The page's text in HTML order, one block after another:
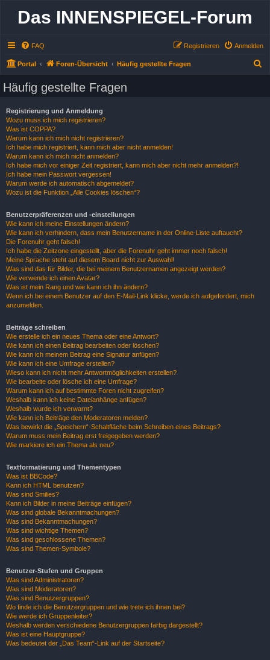
Das INNENSPIEGEL-Forum
FAQ Anmelden
Registrieren
Portal Foren-Übersicht Häufig gestellte Fragen
Häufig gestellte Fragen
Registrierung und Anmeldung
Wozu muss ich mich registrieren?
Was ist COPPA?
Warum kann ich mich nicht registrieren?
Ich habe mich registriert, kann mich aber nicht anmelden!
Warum kann ich mich nicht anmelden?
Ich habe mich vor einiger Zeit registriert, kann mich aber nicht mehr anmelden?!
Ich habe mein Passwort vergessen!
Warum werde ich automatisch abgemeldet?
Wozu ist die Funktion „Alle Cookies löschen“?
Benutzerpräferenzen und -einstellungen
Wie kann ich meine Einstellungen ändern?
Wie kann ich verhindern, dass mein Benutzername in der Online-Liste auftaucht?
Die Forenuhr geht falsch!
Ich habe die Zeitzone eingestellt, aber die Forenuhr geht immer noch falsch!
Meine Sprache steht auf diesem Board nicht zur Auswahl!
Was sind das für Bilder, die bei meinem Benutzernamen angezeigt werden?
Wie verwende ich einen Avatar?
Was ist mein Rang und wie kann ich ihn ändern?
Wenn ich bei einem Benutzer auf den E-Mail-Link klicke, werde ich aufgefordert, mich
anzumelden.
Beiträge schreiben
Wie erstelle ich ein neues Thema oder eine Antwort?
Wie kann ich einen Beitrag bearbeiten oder löschen?
Wie kann ich meinem Beitrag eine Signatur anfügen?
Wie kann ich eine Umfrage erstellen?
Wieso kann ich nicht mehr Antwortmöglichkeiten erstellen?
Wie bearbeite oder lösche ich eine Umfrage?
Warum kann ich auf bestimmte Foren nicht zugreifen?
Weshalb kann ich keine Dateianhänge anfügen?
Weshalb wurde ich verwarnt?
Wie kann ich Beiträge den Moderatoren melden?
Was bewirkt die „Speichern“-Schaltfläche beim Schreiben eines Beitrags?
Warum muss mein Beitrag erst freigegeben werden?
Wie markiere ich ein Thema als neu?
Textformatierung und Thementypen
Was ist BBCode?
Kann ich HTML benutzen?
Was sind Smilies?
Kann ich Bilder in meine Beiträge einfügen?
Was sind globale Bekanntmachungen?
Was sind Bekanntmachungen?
Was sind wichtige Themen?
Was sind geschlossene Themen?
Was sind Themen-Symbole?
Benutzer-Stufen und Gruppen
Was sind Administratoren?
Was sind Moderatoren?
Was sind Benutzergruppen?
Wo finde ich die Benutzergruppen und wie trete ich ihnen bei?
Wie werde ich Gruppenleiter?
Weshalb werden verschiedene Benutzergruppen farbig dargestellt?
Was ist eine Hauptgruppe?
Was bedeutet der „Das Team“-Link auf der Startseite?